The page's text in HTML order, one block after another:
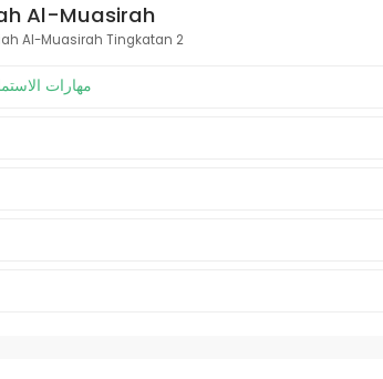
Al-Muasirah
Al-Muasirah Tingkatan 2
مهارات